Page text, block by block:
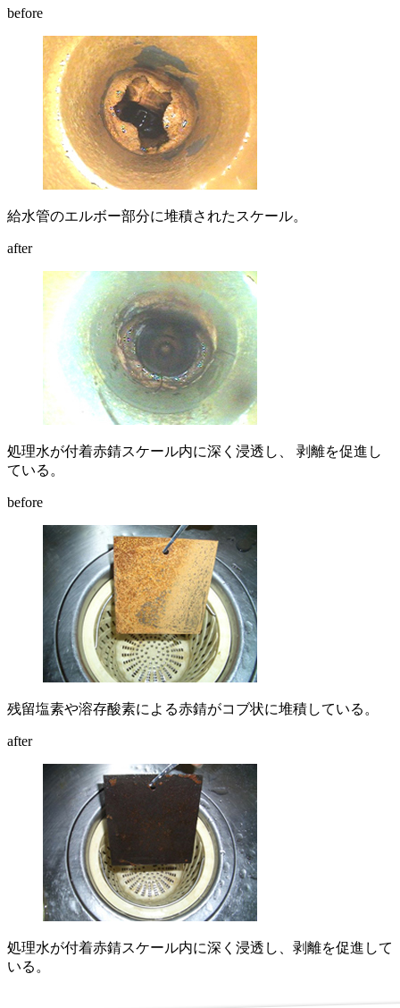
before
給水管のエルボー部分に堆積されたスケール。
after
処理水が付着赤錆スケール内に深く浸透し、 剥離を促進し
ている。
before
残留塩素や溶存酸素による赤錆がコブ状に堆積している。
after
処理水が付着赤錆スケール内に深く浸透し、剥離を促進して
いる。